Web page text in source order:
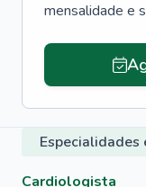
mensalidade e
Especialidades
Cardiologista